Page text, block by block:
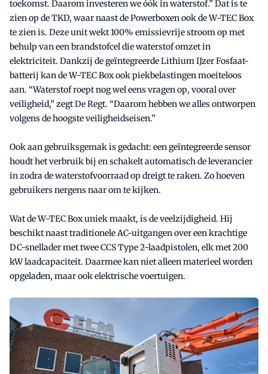
toekomst. Daarom investeren we óók in waterstof.” Dat is te
zien op de TKD, waar naast de Powerboxen ook de W-TEC Box
te zien is. Deze unit wekt 100% emissievrije stroom op met
behulp van een brandstofcel die waterstof omzet in
elektriciteit. Dankzij de geïntegreerde Lithium IJzer Fosfaat-
batterij kan de W-TEC Box ook piekbelastingen moeiteloos
aan. “Waterstof roept nog wel eens vragen op, vooral over
veiligheid,” zegt De Regt. “Daarom hebben we alles ontworpen
volgens de hoogste veiligheidseisen.”
Ook aan gebruiksgemak is gedacht: een geïntegreerde sensor
houdt het verbruik bij en schakelt automatisch de leverancier
in zodra de waterstofvoorraad op dreigt te raken. Zo hoeven
gebruikers nergens naar om te kijken.
Wat de W-TEC Box uniek maakt, is de veelzijdigheid. Hij
beschikt naast traditionele AC-uitgangen over een krachtige
DC-snellader met twee CCS Type 2-laadpistolen, elk met 200
kW laadcapaciteit. Daarmee kan niet alleen materieel worden
opgeladen, maar ook elektrische voertuigen.